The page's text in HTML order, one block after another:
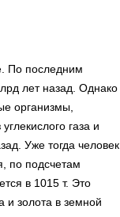
По последним
лет назад. Однако
организмы,
газа и
Уже тогда человек
по подсчетам
в 1015 т. Это
и золота в земной